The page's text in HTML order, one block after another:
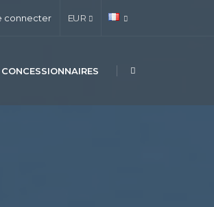
connecter EUR
CONCESSIONNAIRES